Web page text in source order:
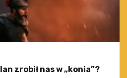
zrobił nas w „konia”?